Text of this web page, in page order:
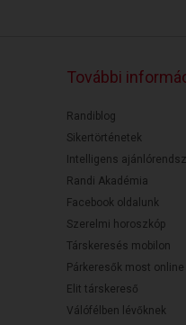
További
Randiblog
Sikertörténetek
Intelligens
Randi Akadémia
Facebook oldalunk
Szerelmi horoszkóp
Társkeresés mobilon
Párkeresők most online
Elit társkereső
Válófélben lévőknek